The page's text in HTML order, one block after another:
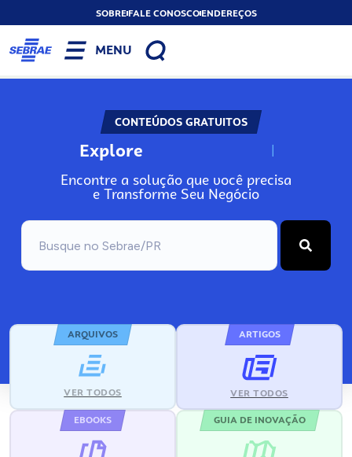
SOBREFALE CONOSCOENDEREÇOS
MENU
CONTEÚDOS GRATUITOS
Explore N
Encontre a solução que você precisa
e Transforme Seu Negócio
ARQUIVOS
VER TODOS
ARTIGOS
VER TODOS
EBOOKS GUIA DE INOVAÇÃO